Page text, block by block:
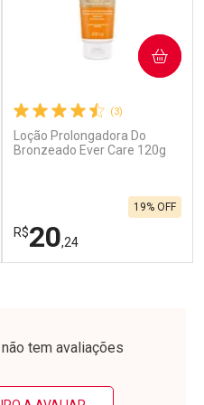
(3)
Loção Prolongadora Do
Bronzeado Ever Care 120g
R$20,24
19% OFF
COMPRAR
Laboratório
Por Menos
tem avaliações